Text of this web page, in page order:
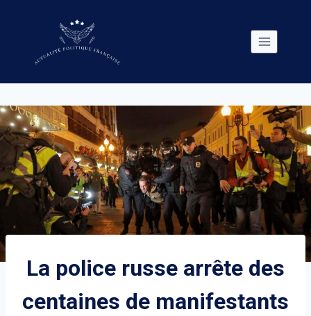
La police russe arrête des
centaines de manifestants